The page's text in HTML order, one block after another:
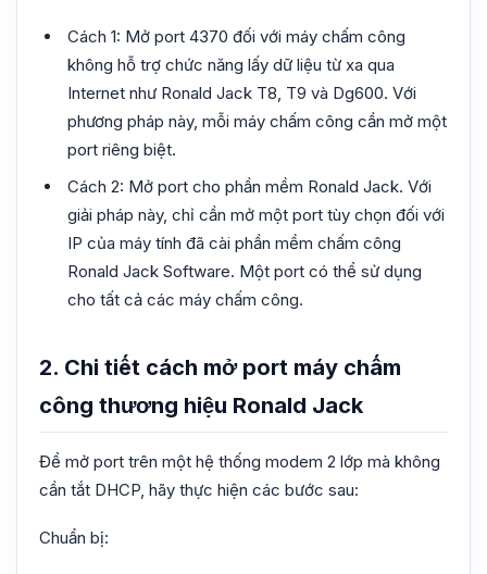
Cách 1: Mở port 4370 đối với máy chấm công
không hỗ trợ chức năng lấy dữ liệu từ xa qua
Internet như Ronald Jack T8, T9 và Dg600. Với
phương pháp này, mỗi máy chấm công cần mở một
port riêng biệt.
Cách 2: Mở port cho phần mềm Ronald Jack. Với
giải pháp này, chỉ cần mở một port tùy chọn đối với
IP của máy tính đã cài phần mềm chấm công
Ronald Jack Software. Một port có thể sử dụng
cho tất cả các máy chấm công.
2. Chi tiết cách mở port máy chấm
công thương hiệu Ronald Jack
Để mở port trên một hệ thống modem 2 lớp mà không
cần tắt DHCP, hãy thực hiện các bước sau:
Chuẩn bị: